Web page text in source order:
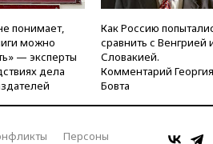
понимает,
можно
— эксперты
дела
Как Россию
сравнить с Венгрией
Словакией.
Комментарий Георгия
Бовта
Персоны